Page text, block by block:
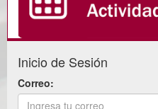
Inicio de Sesión
Correo: